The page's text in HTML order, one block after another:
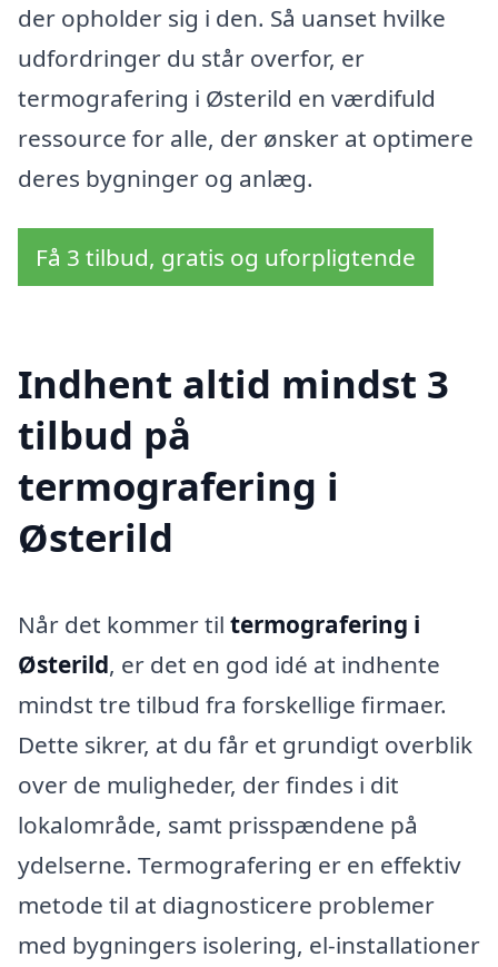
der opholder sig i den. Så uanset hvilke
udfordringer du står overfor, er
termografering i Østerild en værdifuld
ressource for alle, der ønsker at optimere
deres bygninger og anlæg.
Få 3 tilbud, gratis og uforpligtende
Indhent altid mindst 3
tilbud på
termografering i
Østerild
Når det kommer til termografering i
Østerild, er det en god idé at indhente
mindst tre tilbud fra forskellige firmaer.
Dette sikrer, at du får et grundigt overblik
over de muligheder, der findes i dit
lokalområde, samt prisspændene på
ydelserne. Termografering er en effektiv
metode til at diagnosticere problemer
med bygningers isolering, el-installationer